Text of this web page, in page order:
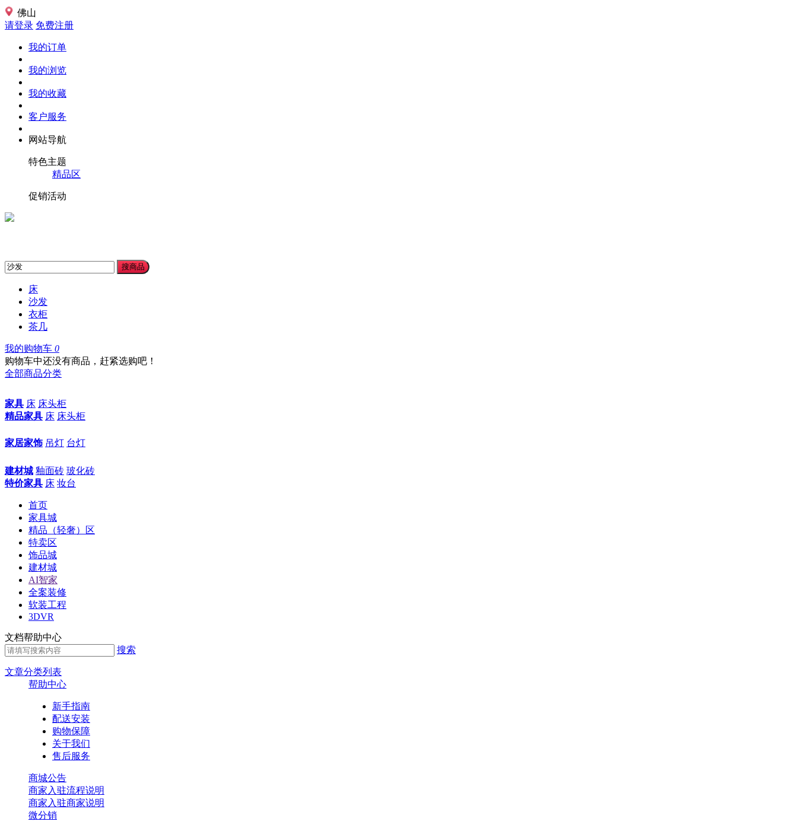
佛山
请登录 免费注册
我的订单
我的浏览
我的收藏
客户服务
网站导航
特色主题
精品区
促销活动
搜商品
床
沙发
衣柜
茶几
我的购物车 0
购物车中还没有商品，赶紧选购吧！
全部商品分类
家具 床 床头柜
精品家具 床 床头柜
家居家饰 吊灯 台灯
建材城 釉面砖 玻化砖
特价家具 床 妆台
首页
家具城
精品（轻奢）区
特卖区
饰品城
建材城
AI智家
全案装修
软装工程
3DVR
文档帮助中心
搜索
文章分类列表
帮助中心
新手指南
配送安装
购物保障
关于我们
售后服务
商城公告
商家入驻流程说明
商家入驻商家说明
微分销